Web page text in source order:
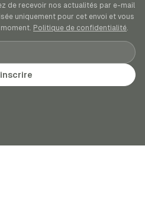
de recevoir nos actualités par e-mail
uniquement pour cet envoi et vous
Politique de confidentialité.